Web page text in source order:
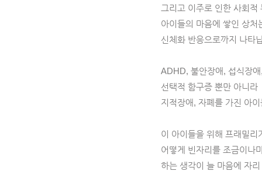
그리고 이주로 인한 사회적
아이들의 마음에 쌓인 상처
신체화 반응으로까지 나타
ADHD, 불안장애, 섭식장
선택적 함구증 뿐만 아니라
지적장애, 자폐를 가진 아
이 아이들을 위해 프래밀리
어떻게 빈자리를 조금이나
하는 생각이 늘 마음에 자